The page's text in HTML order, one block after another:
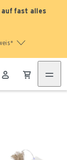
auf fast alles